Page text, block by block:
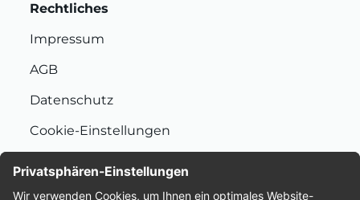
Rechtliches
Impressum
AGB
Datenschutz
Cookie-Einstellungen